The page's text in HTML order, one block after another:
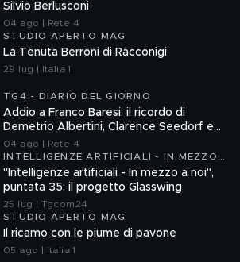
Silvio Berlusconi
04 ago | Rete 4
STUDIO APERTO MAG
La Tenuta Berroni di Racconigi
29 lug | Italia 1
TG4 - DIARIO DEL GIORNO
Addio a Franco Baresi: il ricordo di
Demetrio Albertini, Clarence Seedorf e
Giovanni Galli
04 ago | Rete 4
INTELLIGENZE ARTIFICIALI - IN MEZZO
A NOI
"Intelligenze artificiali - In mezzo a noi",
puntata 35: il progetto Glasswing
25 lug | Tgcom24
STUDIO APERTO MAG
Il ricamo con le piume di pavone
05 ago | Italia 1